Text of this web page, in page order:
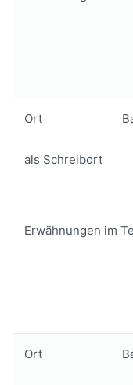
Ort
als Schreibort
Erwähnungen im
Ort